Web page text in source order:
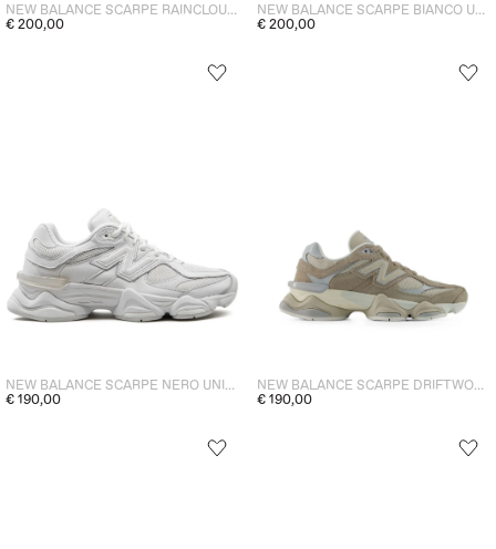
NEW BALANCE SCARPE RAINCLOUD UNISEX
€ 200,00
NEW BALANCE SCARPE BIANCO UNISEX
€ 200,00
NEW BALANCE SCARPE NERO UNISEX
€ 190,00
NEW BALANCE SCARPE DRIFTWOOD UNISEX
€ 190,00